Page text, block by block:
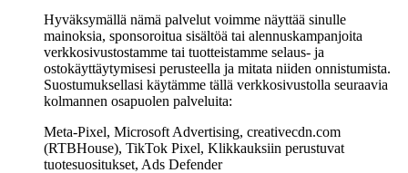
Hyväksymällä nämä palvelut voimme näyttää sinulle
mainoksia, sponsoroitua sisältöä tai alennuskampanjoita
verkkosivustostamme tai tuotteistamme selaus- ja
ostokäyttäytymisesi perusteella ja mitata niiden onnistumista.
Suostumuksellasi käytämme tällä verkkosivustolla seuraavia
kolmannen osapuolen palveluita:
Meta-Pixel, Microsoft Advertising, creativecdn.com
(RTBHouse), TikTok Pixel, Klikkauksiin perustuvat
tuotesuositukset, Ads Defender